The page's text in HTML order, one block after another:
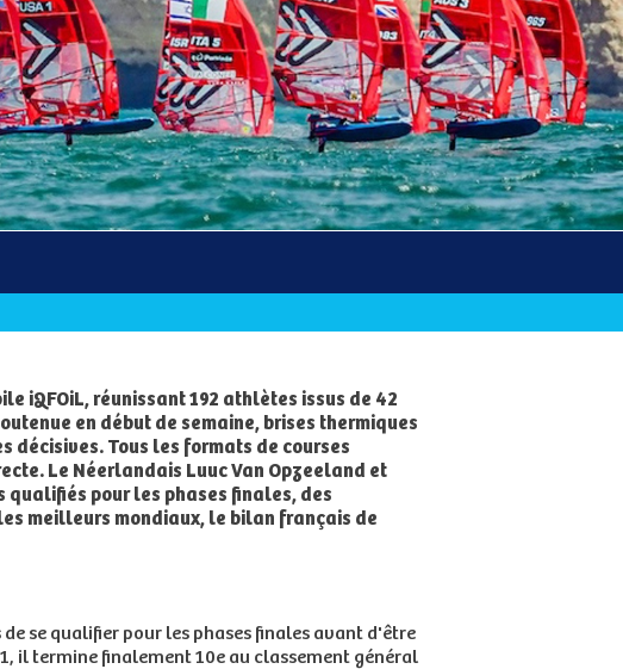
iQFOiL, réunissant 192 athlètes issus de 42
en début de semaine, brises thermiques
décisives. Tous les formats de courses
Le Néerlandais Luuc Van Opzeeland et
qualifiés pour les phases finales, des
meilleurs mondiaux, le bilan français de
se qualifier pour les phases finales avant d'être
il termine finalement 10e au classement général